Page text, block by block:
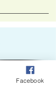
Facebook